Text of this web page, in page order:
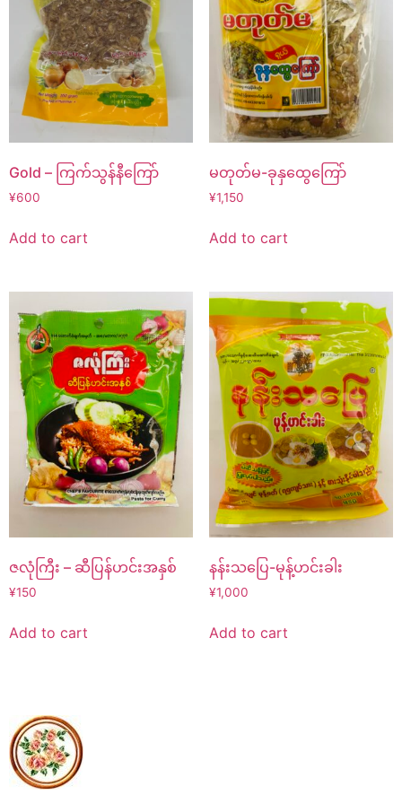
Gold – ကြက်သွန်နီကြော်
¥600
Add to cart
မတုတ်မ-ခုနှထွေကြော်
¥1,150
Add to cart
ဇလုံကြီး – ဆီပြန်ဟင်းအနှစ်
¥150
Add to cart
နန်းသပြေ-မုန့်ဟင်းခါး
¥1,000
Add to cart